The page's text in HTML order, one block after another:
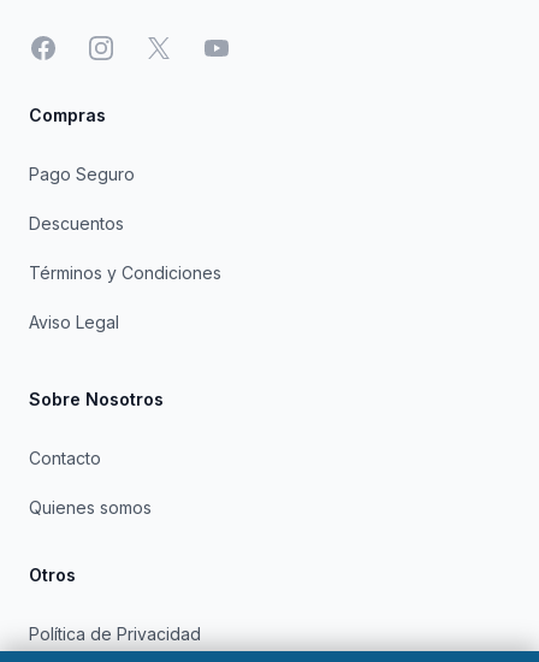
FacebookInstagram
X YouTube
Compras
Pago Seguro
Descuentos
Términos y Condiciones
Aviso Legal
Sobre Nosotros
Contacto
Quienes somos
Otros
Política de Privacidad